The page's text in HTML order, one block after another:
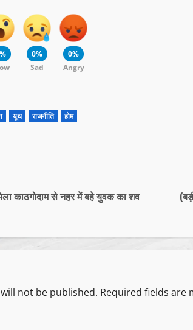
0%
Sad
0%
Angry
यूथ राजनीति होम
काठगोदाम से नहर में बहे युवक का शव
not be published. Required fields are